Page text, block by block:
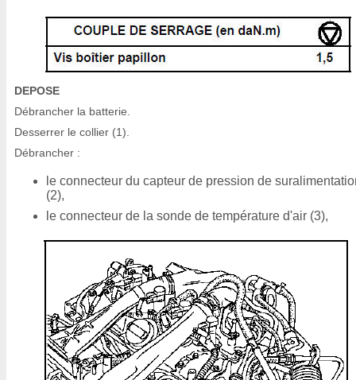
DEPOSE
Débrancher la batterie.
Desserrer le collier (1).
Débrancher :
le connecteur du capteur de pression de
(2),
le connecteur de la sonde de température d'air (3),